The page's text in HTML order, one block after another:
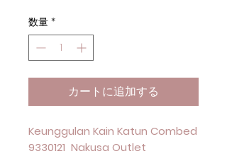
数量 *
カートに追加する
Keunggulan Kain Katun Combed
9330121 Nakusa Outlet